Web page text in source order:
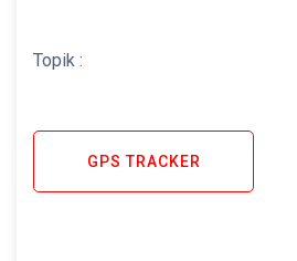
Topik :
GPS TRACKER